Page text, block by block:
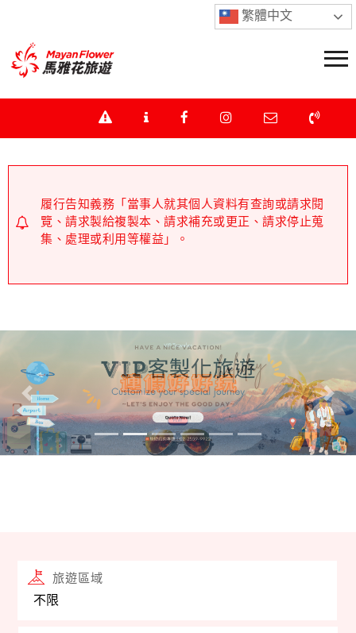
繁體中文
履行告知義務「當事人就其個人資料有查詢或請求閱
覽、請求製給複製本、請求補充或更正、請求停止蒐
集、處理或利用等權益」。
如接獲可疑來電，請立即掛斷電話，並撥打165防詐騙
專線。下單前及付款前請直接聯繫本公司業務人員查
證，馬雅花旅遊諮詢專線 : 02-2559-9922。
履行告知義務「當事人就其個人資料有查詢或請求閱
覽、請求製給複製本、請求補充或更正、請求停止蒐
如接獲可疑來電，請立即掛斷電話，並撥打165防詐騙
專線。下單前及付款前請直接聯繫本公司業務人員查
證，馬雅花旅遊諮詢專線 : 02-2559-9922。
往前 往後
旅遊區域